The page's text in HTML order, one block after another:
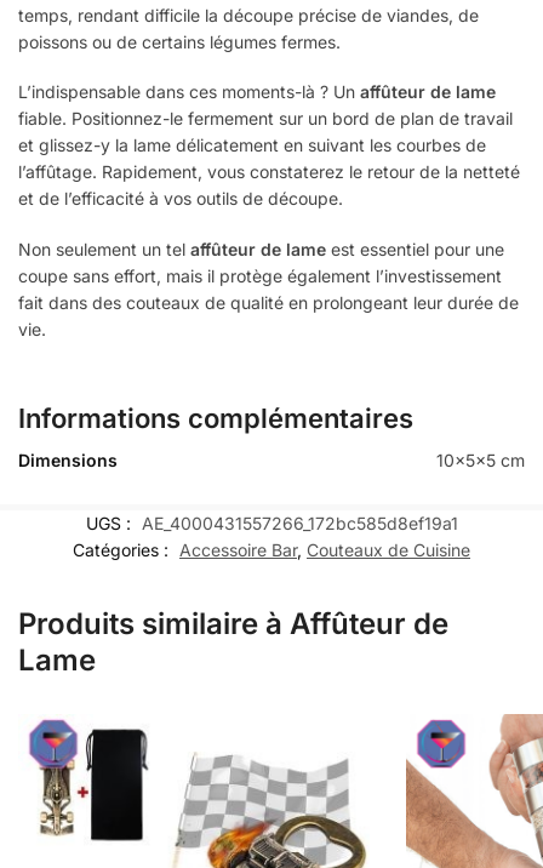
temps, rendant difficile la découpe précise de viandes, de
poissons ou de certains légumes fermes.
L’indispensable dans ces moments-là ? Un affûteur de lame
fiable. Positionnez-le fermement sur un bord de plan de travail
et glissez-y la lame délicatement en suivant les courbes de
l’affûtage. Rapidement, vous constaterez le retour de la netteté
et de l’efficacité à vos outils de découpe.
Non seulement un tel affûteur de lame est essentiel pour une
coupe sans effort, mais il protège également l’investissement
fait dans des couteaux de qualité en prolongeant leur durée de
vie.
Informations complémentaires
Dimensions 10x5x5 cm
UGS :
AE_4000431557266_172bc585d8ef19a1
Catégories :
Accessoire Bar, Couteaux de Cuisine
Produits similaire à Affûteur de
Lame